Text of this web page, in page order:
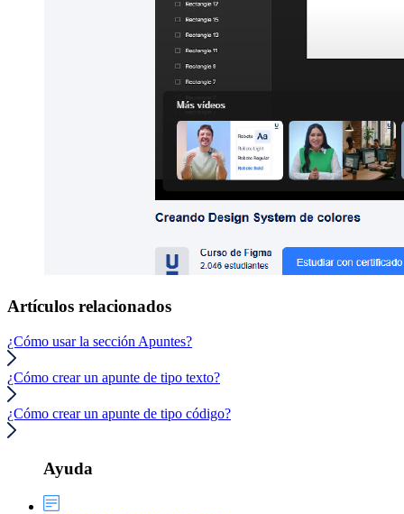
Artículos relacionados
¿Cómo usar la sección Apuntes?
¿Cómo crear un apunte de tipo texto?
¿Cómo crear un apunte de tipo código?
Ayuda